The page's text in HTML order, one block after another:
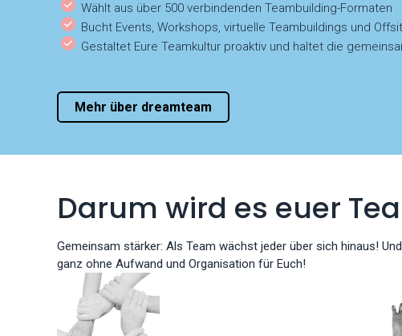
Wählt aus über 500 verbindenden Teambuilding-Formaten
Bucht Events, Workshops, virtuelle Teambuildings und
Gestaltet Eure Teamkultur proaktiv und haltet die
Mehr über dreamteam
Darum wird es euer
Gemeinsam stärker: Als Team wächst jeder über sich hinaus!
ganz ohne Aufwand und Organisation für Euch!